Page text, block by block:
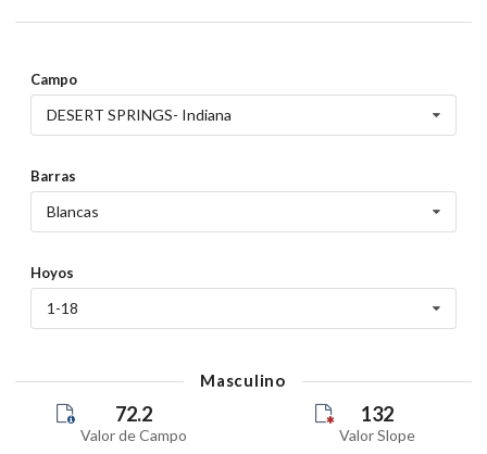
Campo
DESERT SPRINGS- Indiana
Barras
Blancas
Hoyos
1-18
Masculino
72.2
Valor de Campo
132
Valor Slope